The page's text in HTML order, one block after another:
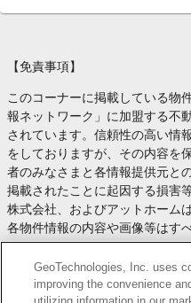
【免責事項】
このコーナーに掲載している物
報ネットワーク」に加盟する不
されています。信頼性の高い情
をしておりますが、その内容を
者のみなさまと各情報提供元と
掲載されたことに起因する損害
株式会社、およびアットホーム
各物件情報の内容や画像等はす
す。
お取引等（お取引の準備、資金
や契約条件等について、 各情
GeoTechnologies, Inc. uses
improving the convenience